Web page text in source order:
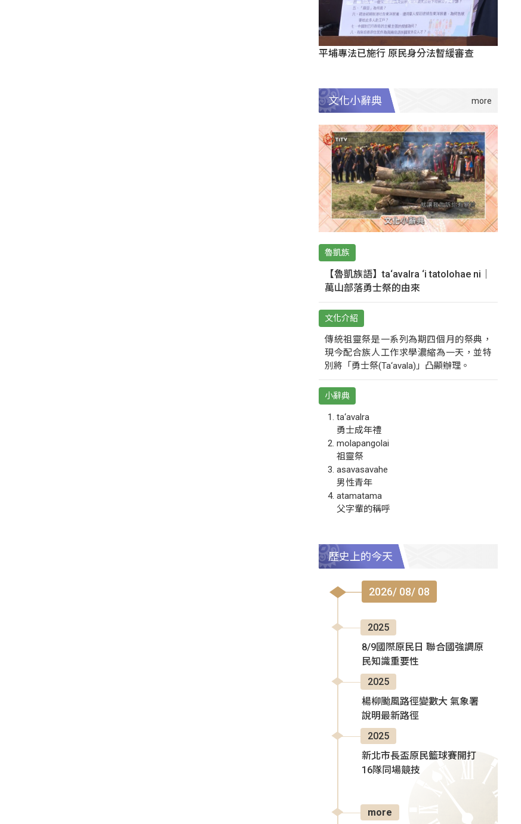
平埔專法已施行 原民身分法暫緩審查
文化小辭典
魯凱族
【魯凱族語】ta‘avalra ‘i tatolohae ni｜
萬山部落勇士祭的由來
文化介紹
傳統祖靈祭是一系列為期四個月的祭典，
現今配合族人工作求學濃縮為一天，並特
別將「勇士祭(Ta‘avala)」凸顯辦理。
小辭典
ta‘avalra
勇士成年禮
molapangolai
祖靈祭
asavasavahe
男性青年
atamatama
父字輩的稱呼
歷史上的今天
2026/ 08/ 08
2025
8/9國際原民日 聯合國強調原
民知識重要性
2025
楊柳颱風路徑變數大 氣象署
說明最新路徑
2025
新北市長盃原民籃球賽開打
16隊同場競技
more